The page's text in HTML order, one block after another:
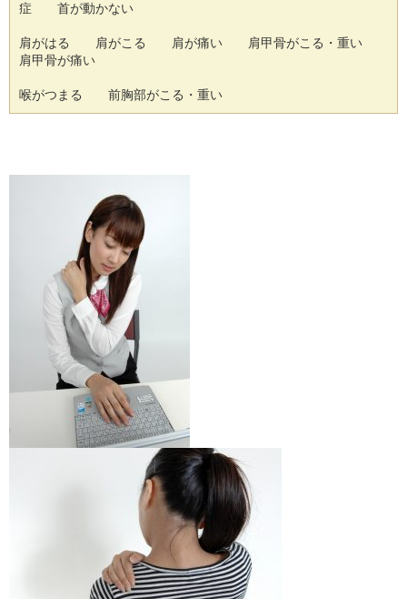
症 首が動かない
肩がはる 肩がこる 肩が痛い 肩甲骨がこる・重い
肩甲骨が痛い
喉がつまる 前胸部がこる・重い